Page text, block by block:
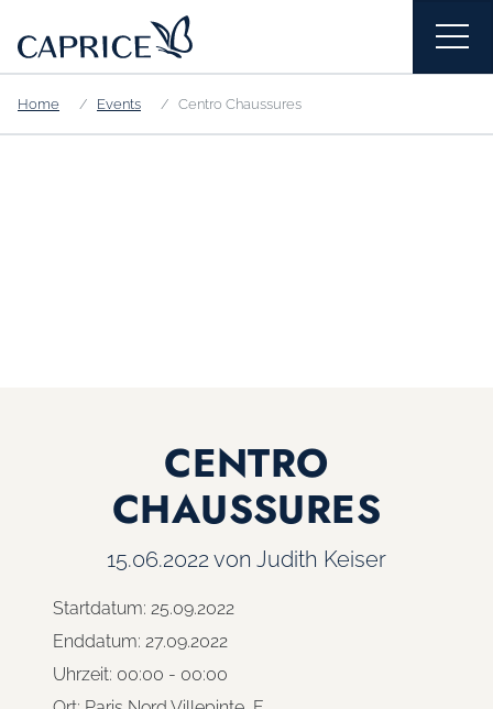
Home Events Centro Chaussures
CENTRO
CHAUSSURES
15.06.2022 von Judith Keiser
Startdatum: 25.09.2022
Enddatum: 27.09.2022
Uhrzeit: 00:00 - 00:00